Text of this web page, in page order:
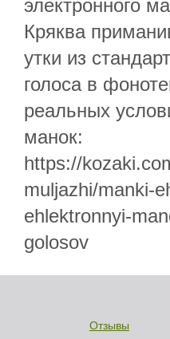
электронного
Кряква
утки из
голоса в
реальных
манок:
https://
muljazhi/manki-
ehlektronnyi-
golosov
Отзывы